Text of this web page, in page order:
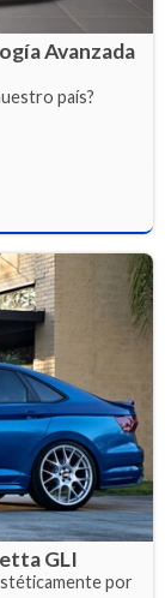
Avanzada
país?
GLI
por